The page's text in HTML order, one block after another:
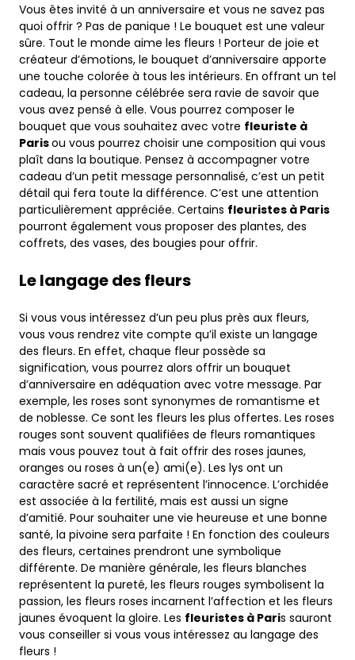
Vous êtes invité à un anniversaire et vous ne savez pas
quoi offrir ? Pas de panique ! Le bouquet est une valeur
sûre. Tout le monde aime les fleurs ! Porteur de joie et
créateur d’émotions, le bouquet d’anniversaire apporte
une touche colorée à tous les intérieurs. En offrant un tel
cadeau, la personne célébrée sera ravie de savoir que
vous avez pensé à elle. Vous pourrez composer le
bouquet que vous souhaitez avec votre fleuriste à
Parisou vous pourrez choisir une composition qui vous
plaît dans la boutique. Pensez à accompagner votre
cadeau d’un petit message personnalisé, c’est un petit
détail qui fera toute la différence. C’est une attention
particulièrement appréciée. Certains fleuristes à Paris
pourront également vous proposer des plantes, des
coffrets, des vases, des bougies pour offrir.
Le langage des fleurs
Si vous vous intéressez d’un peu plus près aux fleurs,
vous vous rendrez vite compte qu’il existe un langage
des fleurs. En effet, chaque fleur possède sa
signification, vous pourrez alors offrir un bouquet
d’anniversaire en adéquation avec votre message. Par
exemple, les roses sont synonymes de romantisme et
de noblesse. Ce sont les fleurs les plus offertes. Les roses
rouges sont souvent qualifiées de fleurs romantiques
mais vous pouvez tout à fait offrir des roses jaunes,
oranges ou roses à un(e) ami(e). Les lys ont un
caractère sacré et représentent l’innocence. L’orchidée
est associée à la fertilité, mais est aussi un signe
d’amitié. Pour souhaiter une vie heureuse et une bonne
santé, la pivoine sera parfaite ! En fonction des couleurs
des fleurs, certaines prendront une symbolique
différente. De manière générale, les fleurs blanches
représentent la pureté, les fleurs rouges symbolisent la
passion, les fleurs roses incarnent l’affection et les fleurs
jaunes évoquent la gloire. Les fleuristes à Paris sauront
vous conseiller si vous vous intéressez au langage des
fleurs !